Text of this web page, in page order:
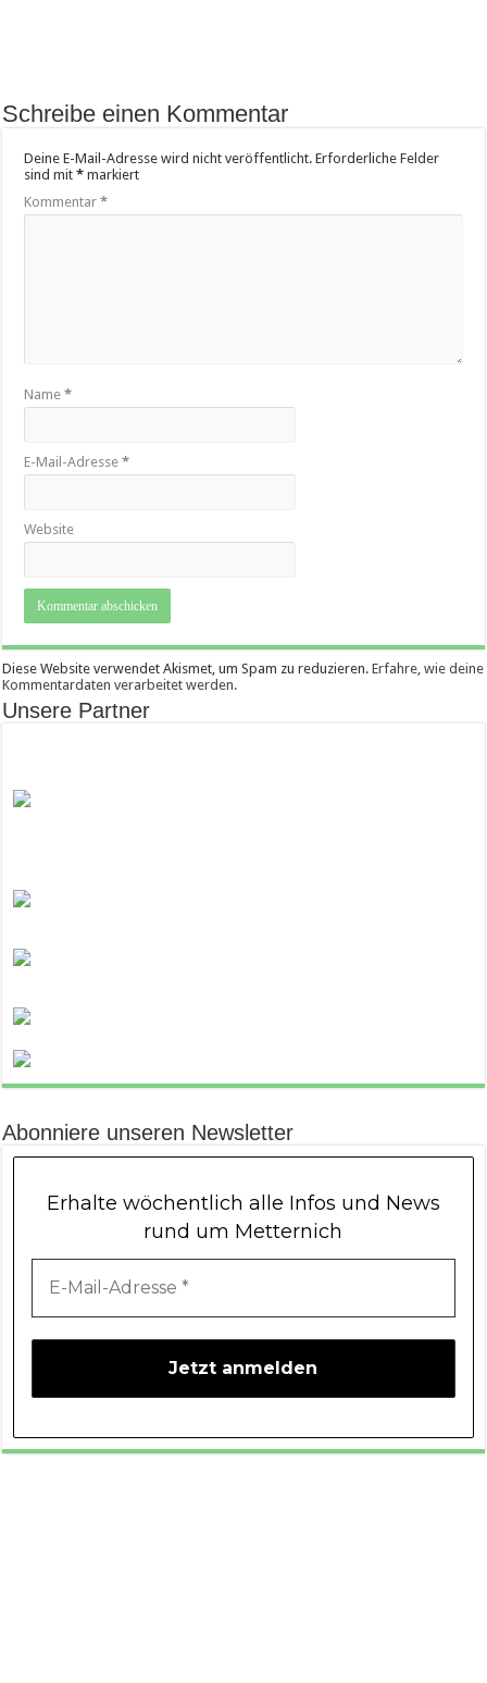
Schreibe einen Kommentar
Deine E-Mail-Adresse wird nicht veröffentlicht. Erforderliche Felder
sind mit* markiert
Kommentar*
Name*
E-Mail-Adresse*
Website
Diese Website verwendet Akismet, um Spam zu reduzieren.Erfahre, wie deine
Kommentardaten verarbeitet werden.
Unsere Partner
Abonniere unseren Newsletter
Erhalte wöchentlich alle Infos und News
rund um Metternich